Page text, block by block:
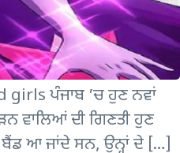
girls ਪੰਜਾਬ ’ਚ ਹੁਣ ਨਵਾਂ
ਵਾਲਿਆਂ ਦੀ ਗਿਣਤੀ ਹੁਣ
ਆ ਜਾਂਦੇ ਸਨ, ਉਨ੍ਹਾਂ ਦੇ […]